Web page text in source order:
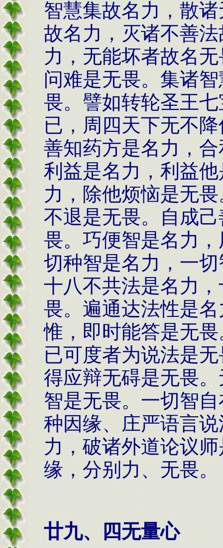
智慧集故名力，散
故名力，灭诸不善
力，无能坏者故名
问难是无畏。集诸
畏。譬如转轮圣王
已，周四天下无不
善知药方是名力，
利益是名力，利益
力，除他烦恼是无
不退是无畏。自成
畏。巧便智是名力
切种智是名力，一
十八不共法是名力
畏。遍通达法性是
惟，即时能答是无
已可度者为说法是
得应辩无碍是无畏
智是无畏。一切智
种因缘、庄严语言
力，破诸外道论议
缘，分别力、无畏。
廿九、四无量心